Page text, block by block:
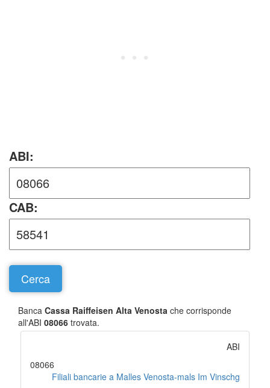
ABI:
CAB:
Banca Cassa Raiffeisen Alta Venosta che corrisponde
all'ABI 08066 trovata.
ABI
08066
Filiali bancarie a Malles Venosta-mals Im Vinschg